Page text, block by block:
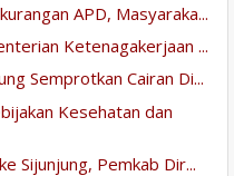
APD, Masyaraka...
Ketenagakerjaan ...
Semprotkan Cairan Di...
Kesehatan dan
Sijunjung, Pemkab Dir...